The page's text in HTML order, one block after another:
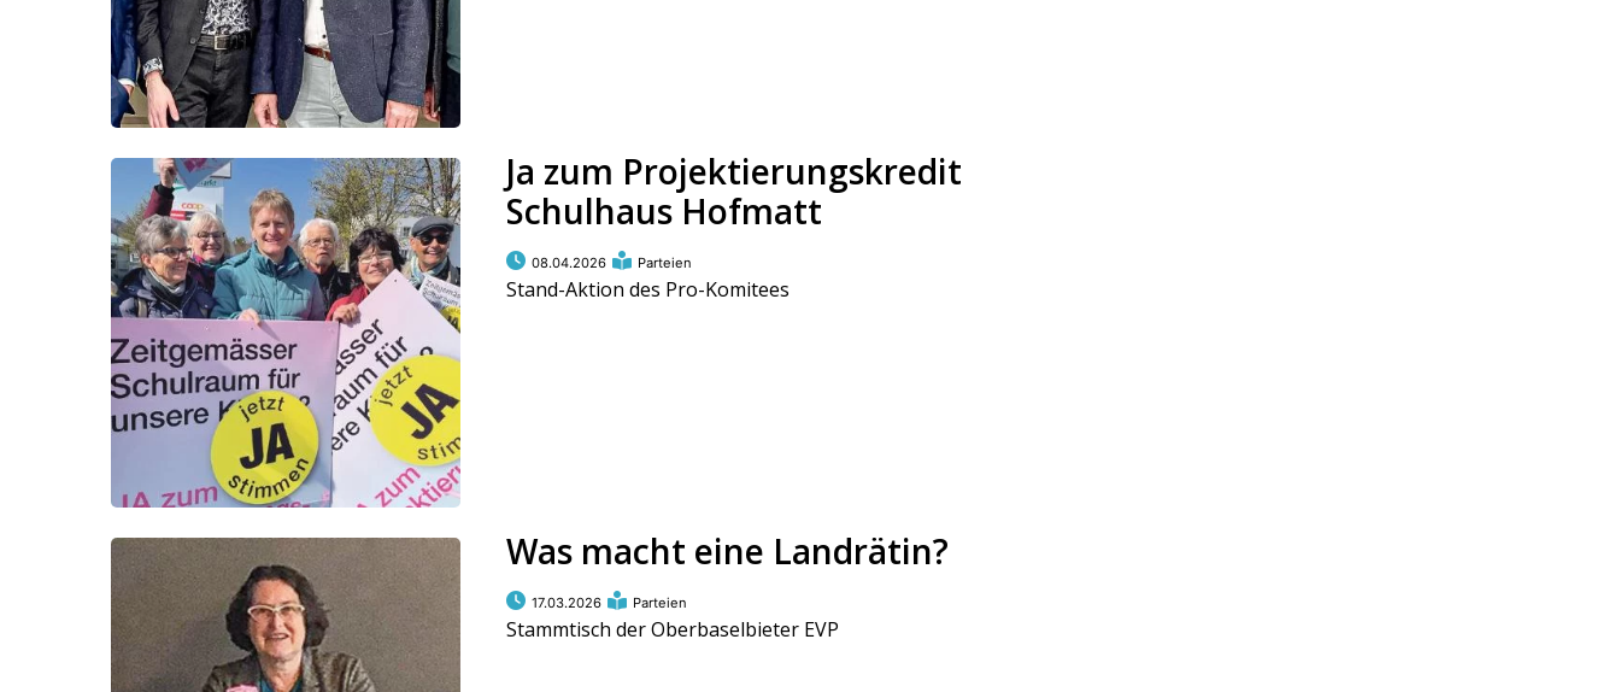
Ja zum Projektierungskredit
Schulhaus Hofmatt
08.04.2026 Parteien
Stand-Aktion des Pro-Komitees
Was macht eine Landrätin?
17.03.2026 Parteien
Stammtisch der Oberbaselbieter EVP